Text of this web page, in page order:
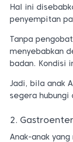
Hal ini
penyempitan
Tanpa
menyebabkan
badan. Kondisi
Jadi, bila anak
segera hubungi
2.
Anak-anak